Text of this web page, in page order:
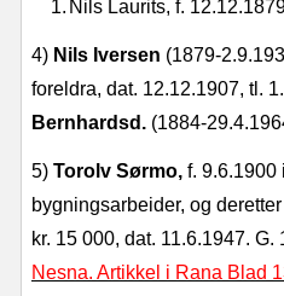
1. Nils Laurits, f.
4) Nils Iversen
foreldra, dat. 12.12.1907, tl.
Bernhardsd. (1884-
5) Torolv Sørmo, f.
bygningsarbeider, og
kr. 15 000, dat. 11.6.1947.
Nesna. Artikkel i Rana Blad